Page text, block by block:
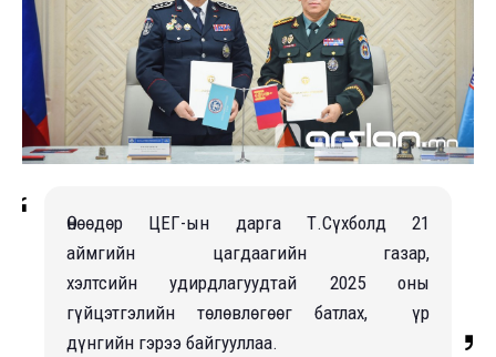
Өнөөдөр ЦЕГ-ын дарга Т.Сүхболд 21
аймгийн цагдаагийн газар,
хэлтсийн удирдлагуудтай 2025 оны
гүйцэтгэлийн төлөвлөгөөг батлах, үр
дүнгийн гэрээ байгууллаа.